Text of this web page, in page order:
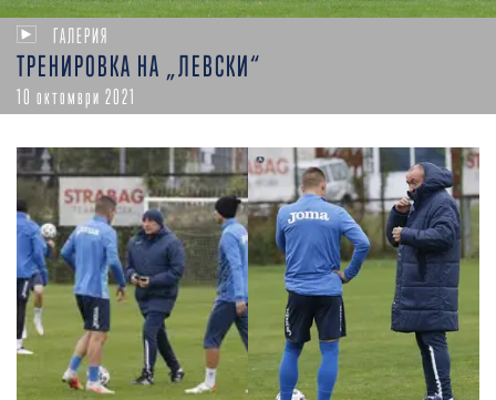
ГАЛЕРИЯ
ТРЕНИРОВКА НА „ЛЕВСКИ“
10 октомври 2021